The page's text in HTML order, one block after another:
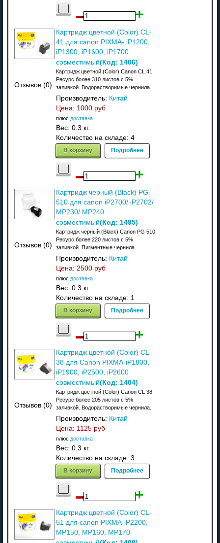
Отзывов (0)
Картридж цветной (Color) CL-
41 для canon PIXMA- iP1200,
iP1300, iP1600, iP1700
совместимый(Код: 1406)
Картридж цветной (Color) Canon CL 41
Ресурс более 310 листов с 5%
заливкой. Водорастворимые чернила.
Производитель: Китай
Цена: 1000 руб
плюс доставка
Вес: 0.3 кг.
Количество на складе: 4
В корзину Подробнее
Отзывов (0)
Картридж черный (Black) PG-
510 для canon iP2700/ iP2702/
MP230/ MP240
совместимый(Код: 1495)
Картридж черный (Black) Canon PG 510
Ресурс более 220 листов с 5%
заливкой. Пигментные чернила.
Производитель: Китай
Цена: 2500 руб
плюс доставка
Вес: 0.3 кг.
Количество на складе: 1
В корзину Подробнее
Отзывов (0)
Картридж цветной (Color) CL-
38 для Canon PIXMA-iP1800,
iP1900, iP2500, iP2600
совместимый(Код: 1404)
Картридж цветной (Color) Canon CL 38
Ресурс более 205 листов с 5%
заливкой. Водорастворимые чернила.
Производитель: Китай
Цена: 1125 руб
плюс доставка
Вес: 0.3 кг.
Количество на складе: 3
В корзину Подробнее
Картридж цветной (Color) CL-
51 для canon PIXMA-iP2200,
MP150, MP160, MP170